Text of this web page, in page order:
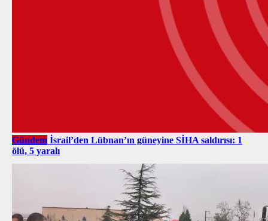
Gündem İsrail’den Lübnan’ın güneyine SİHA saldırısı: 1
ölü, 5 yaralı